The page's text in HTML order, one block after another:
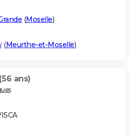
(Moselle)
(Meurthe-et-Moselle)
(56 ans)